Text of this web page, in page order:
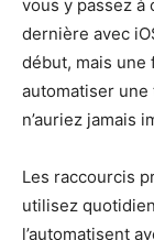
vous y passez à
dernière avec
début, mais une
automatiser une
n’auriez jamais
Les raccourcis
utilisez
l’automatisent